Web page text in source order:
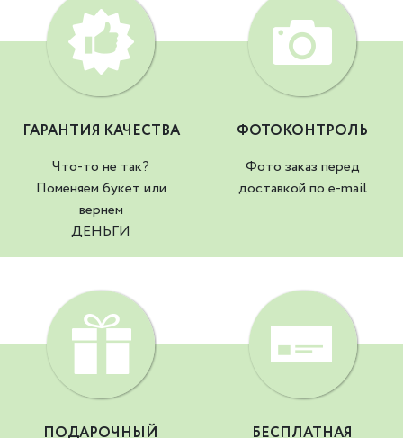
ГАРАНТИЯ КАЧЕСТВА
Что-то не так?
Поменяем букет или
вернем
ДЕНЬГИ
ФОТОКОНТРОЛЬ
Фото заказ перед
доставкой по e-mail
ПОДАРОЧНЫЙ БЕСПЛАТНАЯ